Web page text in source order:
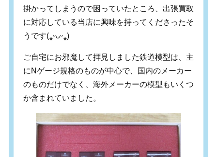
掛かってしまうので困っていたところ、出張買取
に対応している当店に興味を持ってくださったそ
うです(⁎ᵕᴗᵕ⁎)
ご自宅にお邪魔して拝見しました鉄道模型は、主
にNゲージ規格のものが中心で、国内のメーカー
のものだけでなく、海外メーカーの模型もいくつ
か含まれていました。